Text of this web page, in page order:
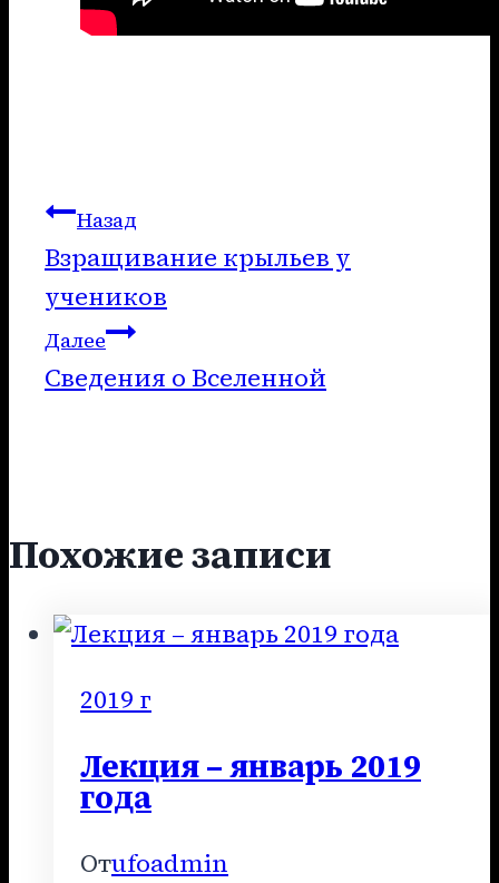
Навигация
по
записям
Назад
Взращивание крыльев у
учеников
Далее
Сведения о Вселенной
Похожие записи
2019 г
Лекция – январь 2019
года
Отufoadmin